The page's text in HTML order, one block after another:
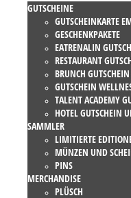
GUTSCHEINE
GUTSCHEINKARTE
GESCHENKPAKETE
EATRENALIN
RESTAURANT
BRUNCH GUTSCHEIN
GUTSCHEIN
TALENT ACADEMY
HOTEL GUTSCHEIN
SAMMLER
LIMITIERTE
MÜNZEN UND
PINS
MERCHANDISE
PLÜSCH